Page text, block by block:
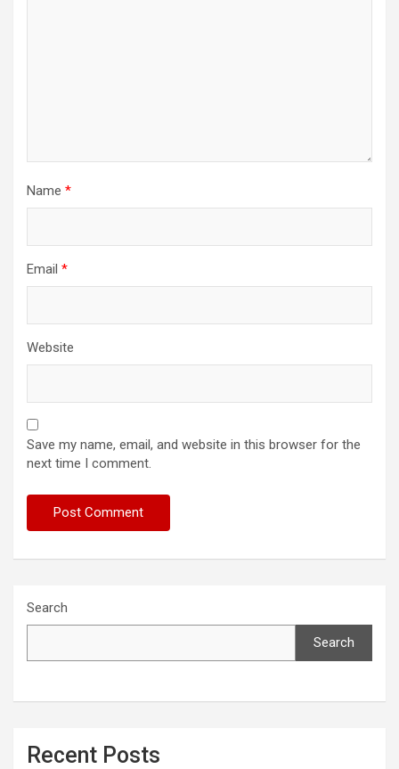
Name *
Email *
Website
Save my name, email, and website in this browser for the
next time I comment.
Search
Search
Recent Posts